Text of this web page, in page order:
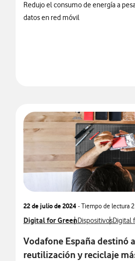
Redujo el consumo de energía a
datos en red móvil
22 de julio de 2024 - Tiempo de lectura
Ver más notas de prensa
Digital for GreenVer más notas de
DispositivosVer
Digital
Vodafone España destinó
reutilización y reciclaje